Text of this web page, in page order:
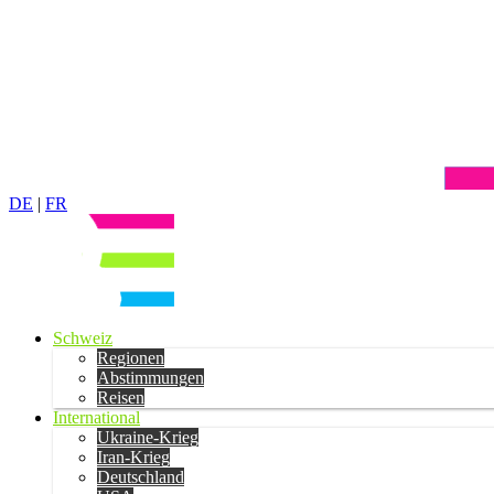
DE | FR
Schweiz
Regionen
Abstimmungen
Reisen
International
Ukraine-Krieg
Iran-Krieg
Deutschland